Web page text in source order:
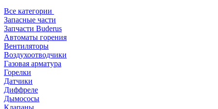
Все категории
Запасные части
Запчасти Buderus
Автоматы горения
Вентиляторы
Воздухоотводчики
Газовая арматура
Горелки
Датчики
Диффреле
Дымососы